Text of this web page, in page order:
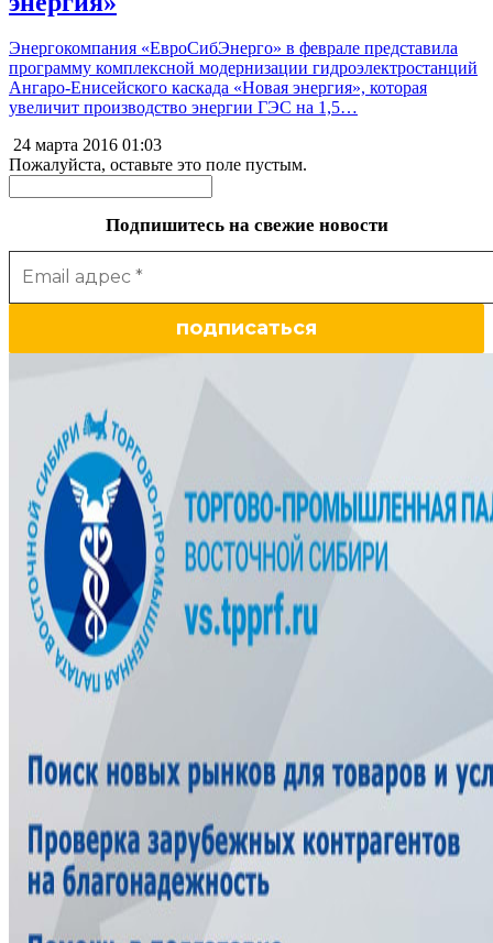
Энергокомпания «ЕвроСибЭнерго» в феврале представила
программу комплексной модернизации гидроэлектростанций
Ангаро-Енисейского каскада «Новая энергия», которая
увеличит производство энергии ГЭС на 1,5…
24 марта 2016 01:03
Пожалуйста, оставьте это поле пустым.
Подпишитесь на свежие новости